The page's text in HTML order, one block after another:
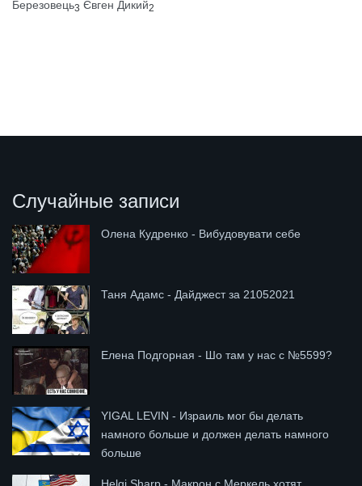
Березовець3 Євген Дикий2
Случайные записи
Олена Кудренко - Вибудовувати себе
Таня Адамс - Дайджест за 21052021
Елена Подгорная - Шо там у нас с №5599?
YIGAL LEVIN - Израиль мог бы делать
намного больше и должен делать намного
больше
Helgi Sharp - Макрон с Меркель хотят